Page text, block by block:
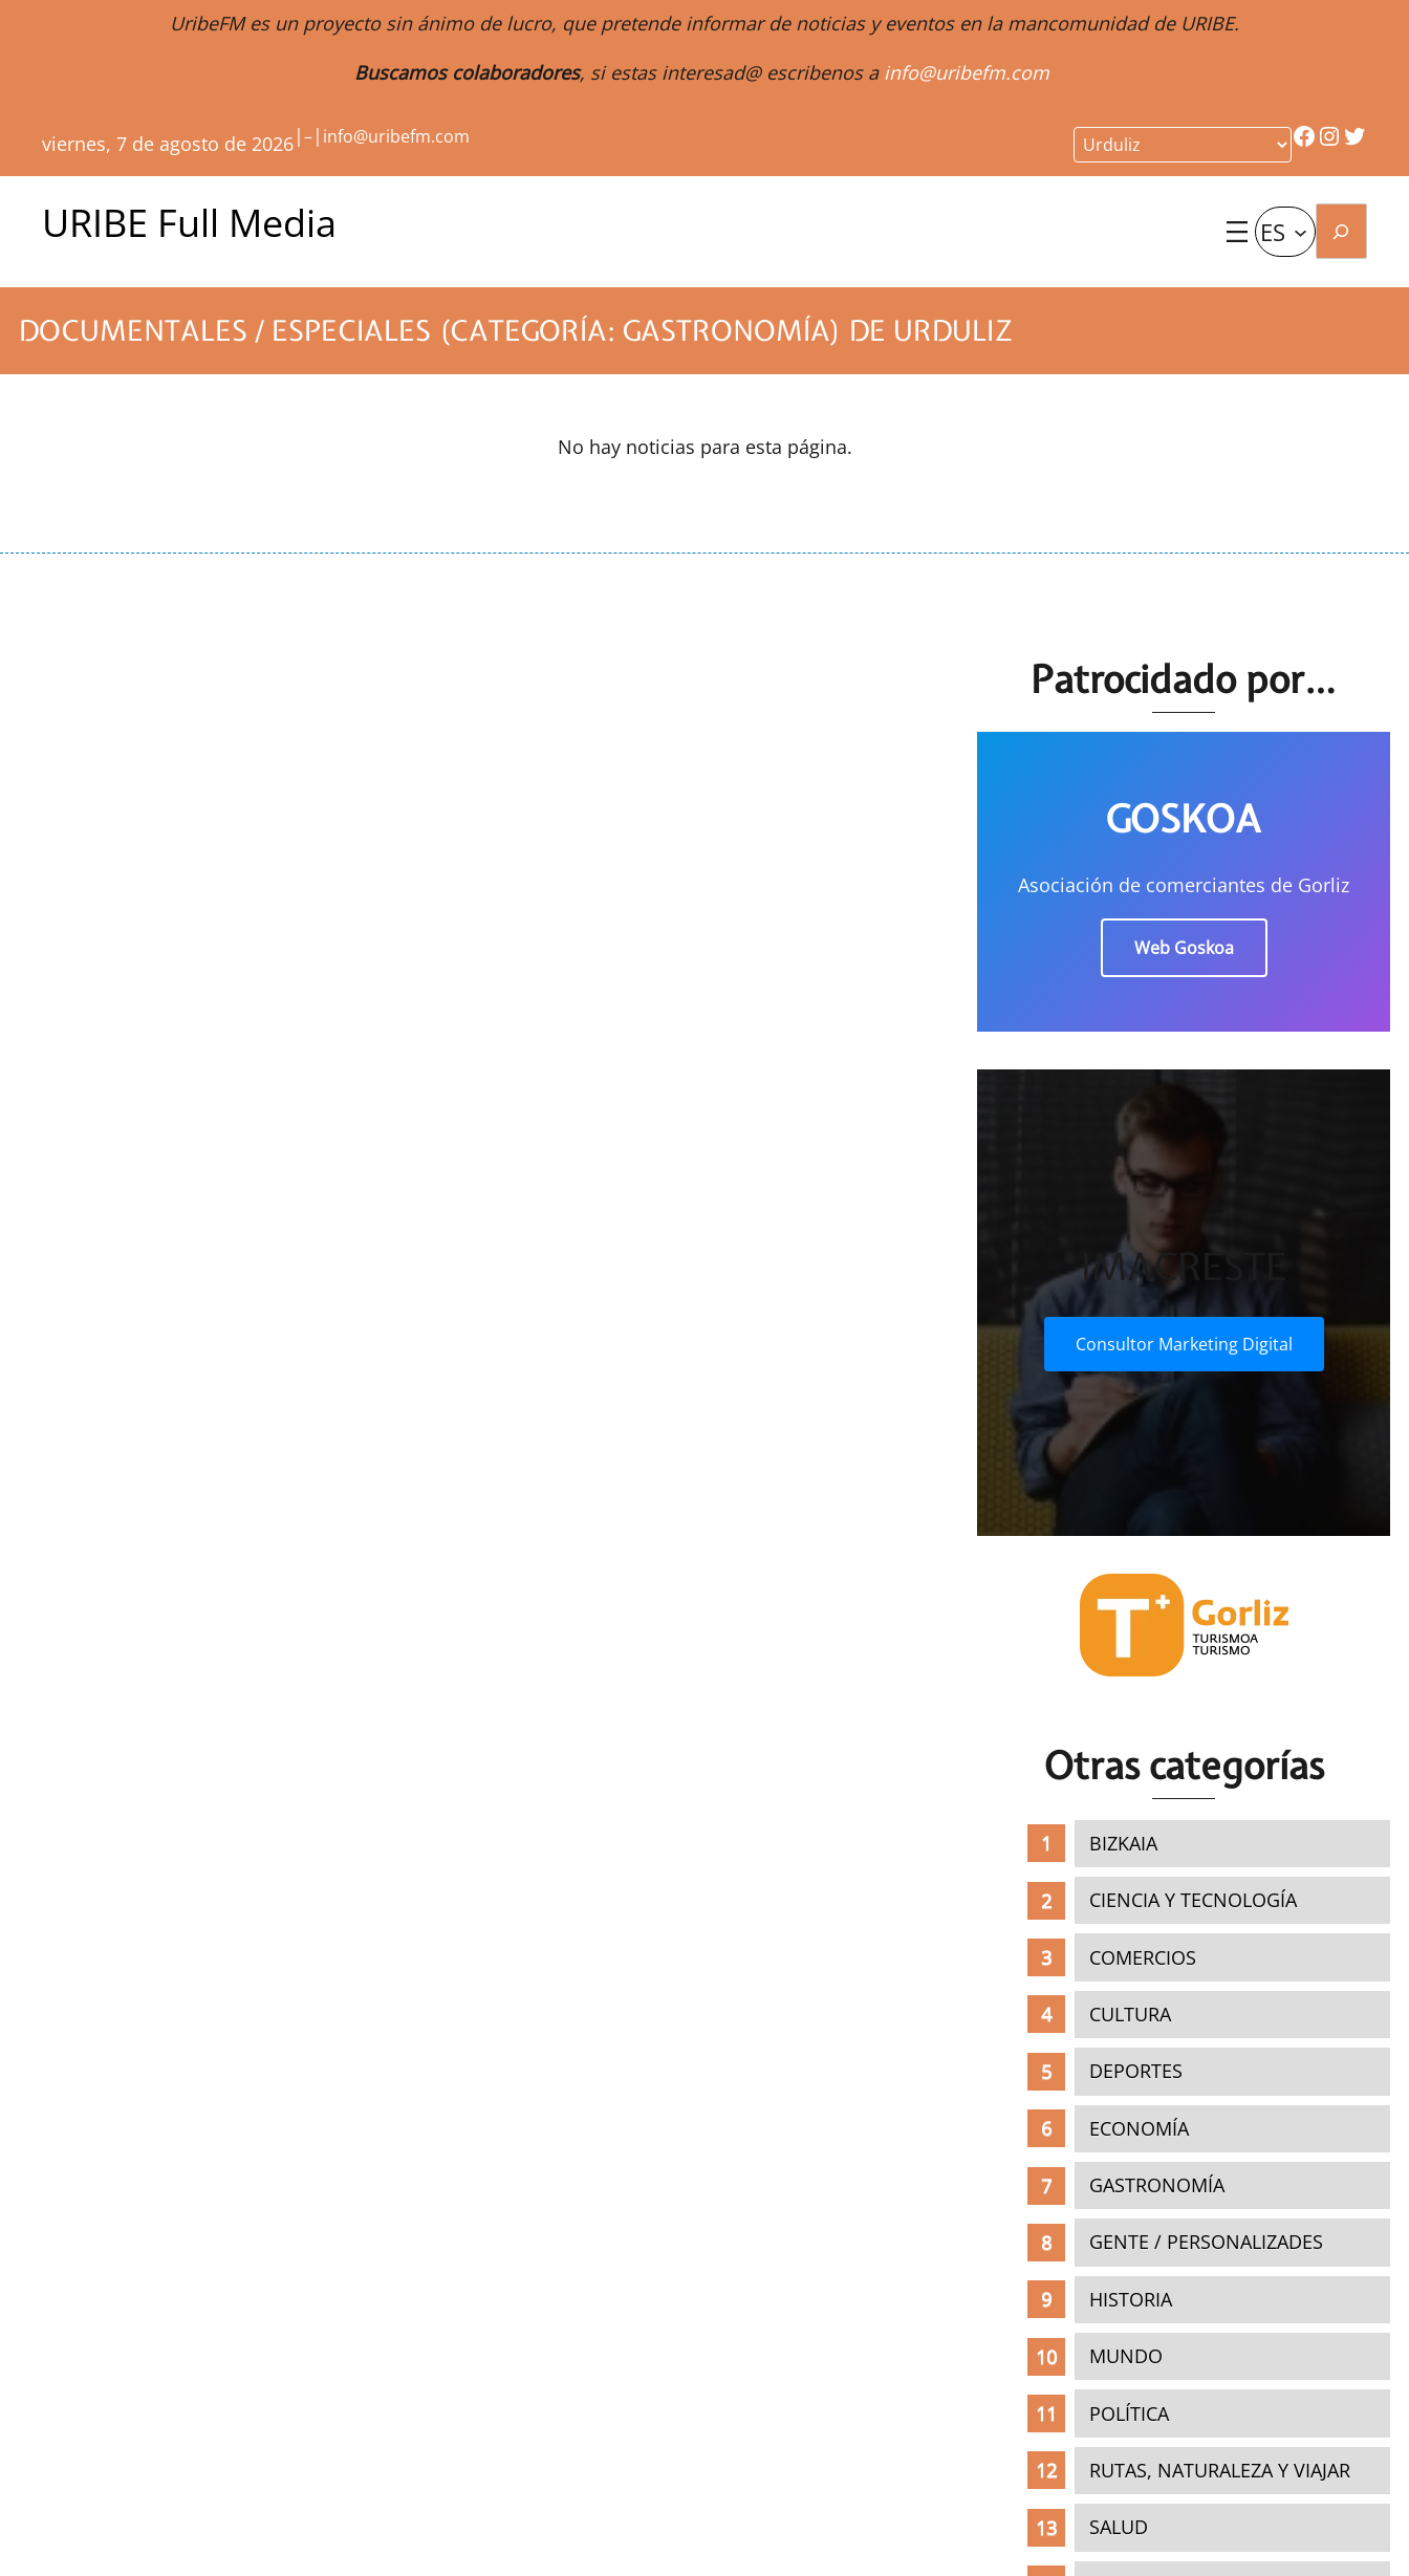
UribeFM es un proyecto sin ánimo de lucro, que pretende informar de noticias y eventos en la mancomunidad de URIBE.
Buscamos colaboradores, si estas interesad@ escribenos a info@uribefm.com
viernes, 7 de agosto de 2026|–| info@uribefm.com Facebook
URIBE Full Media ES Buscar
DOCUMENTALES / ESPECIALES (CATEGORÍA: GASTRONOMÍA) DE URDULIZ
No hay noticias para esta página.
Patrocidado por…
GOSKOA
Asociación de comerciantes de Gorliz
Web Goskoa
IMACRESTE
Consultor Marketing Digital
Otras categorías
BIZKAIA
CIENCIA Y TECNOLOGÍA
COMERCIOS
CULTURA
DEPORTES
ECONOMÍA
GASTRONOMÍA
GENTE / PERSONALIZADES
HISTORIA
MUNDO
POLÍTICA
RUTAS, NATURALEZA Y VIAJAR
SALUD